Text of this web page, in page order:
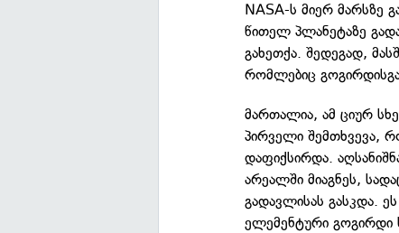
NASA-ს მიერ მარსზე
წითელ პლანეტაზე
გახეთქა. შედეგად,
რომლებიც
მართალია, ამ ციურ
პირველი შემთხვევა,
დაფიქსირდა.
არეალში მიაგნეს,
გადავლისას გასკდა.
ელემენტური გოგირდი